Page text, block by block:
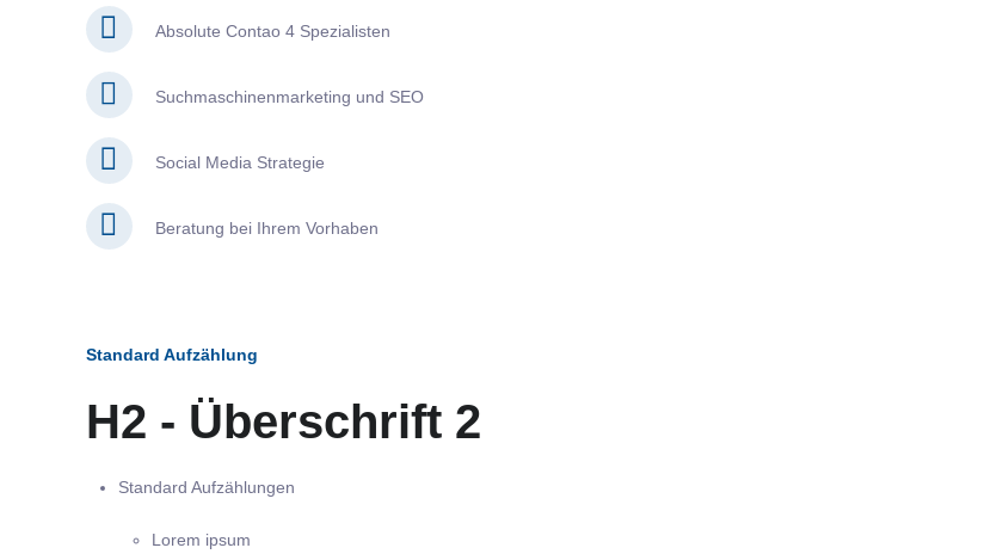
Absolute Contao 4 Spezialisten
Suchmaschinenmarketing und SEO
Social Media Strategie
Beratung bei Ihrem Vorhaben
Standard Aufzählung
H2 - Überschrift 2
Standard Aufzählungen
Lorem ipsum